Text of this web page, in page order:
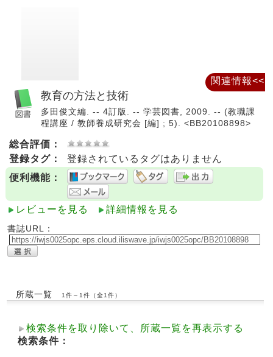
教育の方法と技術
多田俊文編. -- 4訂版. -- 学芸図書, 2009. -- (教職課
程講座 / 教師養成研究会 [編] ; 5). <BB20108898>
総合評価：
登録タグ：
登録されているタグはありません
便利機能：
レビューを見る 詳細情報を見る
書誌URL：
所蔵一覧 1件～1件（全1件）
検索条件を取り除いて、所蔵一覧を再表示する
検索条件：
関連情報<<